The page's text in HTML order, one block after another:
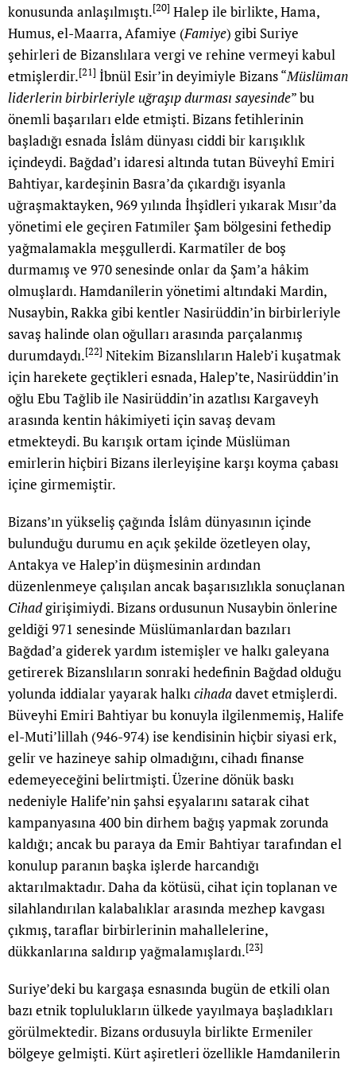
konusunda anlaşılmıştı.[20] Halep ile birlikte, Hama,
Humus, el-Maarra, Afamiye (Famiye) gibi Suriye
şehirleri de Bizanslılara vergi ve rehine vermeyi kabul
etmişlerdir.[21] İbnül Esir’in deyimiyle Bizans “Müslüman
liderlerin birbirleriyle uğraşıp durması sayesinde” bu
önemli başarıları elde etmişti. Bizans fetihlerinin
başladığı esnada İslâm dünyası ciddi bir karışıklık
içindeydi. Bağdad’ı idaresi altında tutan Büveyhî Emiri
Bahtiyar, kardeşinin Basra’da çıkardığı isyanla
uğraşmaktayken, 969 yılında İhşîdleri yıkarak Mısır’da
yönetimi ele geçiren Fatımîler Şam bölgesini fethedip
yağmalamakla meşgullerdi. Karmatîler de boş
durmamış ve 970 senesinde onlar da Şam’a hâkim
olmuşlardı. Hamdanîlerin yönetimi altındaki Mardin,
Nusaybin, Rakka gibi kentler Nasirüddin’in birbirleriyle
savaş halinde olan oğulları arasında parçalanmış
durumdaydı.[22] Nitekim Bizanslıların Haleb’i kuşatmak
için harekete geçtikleri esnada, Halep’te, Nasirüddin’in
oğlu Ebu Tağlib ile Nasirüddin’in azatlısı Kargaveyh
arasında kentin hâkimiyeti için savaş devam
etmekteydi. Bu karışık ortam içinde Müslüman
emirlerin hiçbiri Bizans ilerleyişine karşı koyma çabası
içine girmemiştir.
Bizans’ın yükseliş çağında İslâm dünyasının içinde
bulunduğu durumu en açık şekilde özetleyen olay,
Antakya ve Halep’in düşmesinin ardından
düzenlenmeye çalışılan ancak başarısızlıkla sonuçlanan
Cihadgirişimiydi. Bizans ordusunun Nusaybin önlerine
geldiği 971 senesinde Müslümanlardan bazıları
Bağdad’a giderek yardım istemişler ve halkı galeyana
getirerek Bizanslıların sonraki hedefinin Bağdad olduğu
yolunda iddialar yayarak halkıcihadadavet etmişlerdi.
Büveyhi Emiri Bahtiyar bu konuyla ilgilenmemiş, Halife
el-Muti’lillah (946-974) ise kendisinin hiçbir siyasi erk,
gelir ve hazineye sahip olmadığını, cihadı finanse
edemeyeceğini belirtmişti. Üzerine dönük baskı
nedeniyle Halife’nin şahsi eşyalarını satarak cihat
kampanyasına 400 bin dirhem bağış yapmak zorunda
kaldığı; ancak bu paraya da Emir Bahtiyar tarafından el
konulup paranın başka işlerde harcandığı
aktarılmaktadır. Daha da kötüsü, cihat için toplanan ve
silahlandırılan kalabalıklar arasında mezhep kavgası
çıkmış, taraflar birbirlerinin mahallelerine,
dükkanlarına saldırıp yağmalamışlardı.[23]
Suriye’deki bu kargaşa esnasında bugün de etkili olan
bazı etnik toplulukların ülkede yayılmaya başladıkları
görülmektedir. Bizans ordusuyla birlikte Ermeniler
bölgeye gelmişti. Kürt aşiretleri özellikle Hamdanilerin